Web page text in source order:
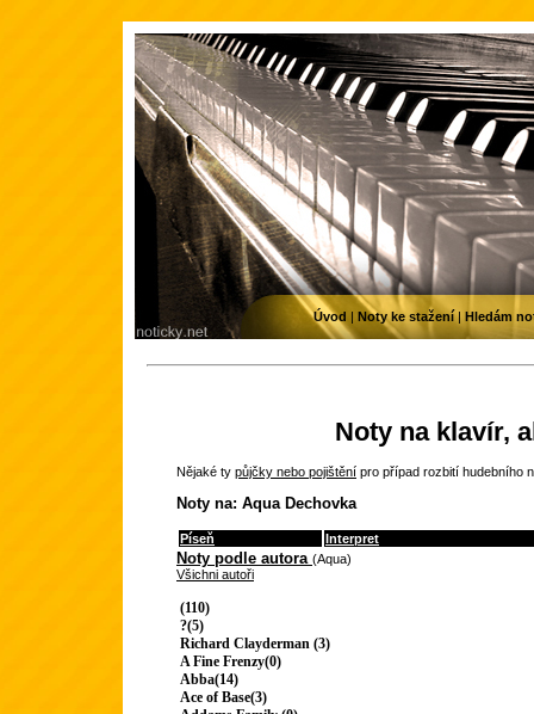
Noty na klavír,
Nějaké ty půjčky nebo pojištění pro případ rozbití hudebního
Noty na: Aqua Dechovka
Píseň Interpret
Noty podle autora (Aqua)
Všichni autoři
(110)
?(5)
Richard Clayderman (3)
A Fine Frenzy(0)
Abba(14)
Ace of Base(3)
Úvod | Noty ke stažení| Hledám